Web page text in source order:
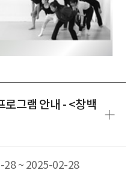
로그램 안내 - <창백
28 ~ 2025-02-28